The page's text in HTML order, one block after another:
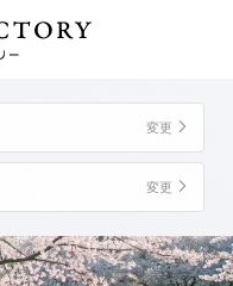
変更
変更